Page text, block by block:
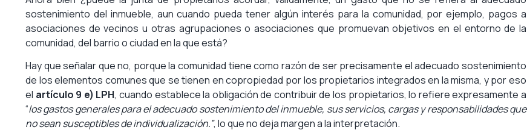
sostenimiento del inmueble, aun cuando pueda tener algún interés para la comunidad, por ejemplo, pagos a
asociaciones de vecinos u otras agrupaciones o asociaciones que promuevan objetivos en el entorno de la
comunidad, del barrio o ciudad en la que está?
Hay que señalar que no, porque la comunidad tiene como razón de ser precisamente el adecuado sostenimiento
de los elementos comunes que se tienen en copropiedad por los propietarios integrados en la misma, y por eso
el artículo 9 e) LPH, cuando establece la obligación de contribuir de los propietarios, lo refiere expresamente a
“los gastos generales para el adecuado sostenimiento del inmueble, sus servicios, cargas y responsabilidades que
no sean susceptibles de individualización.”, lo que no deja margen a la interpretación.